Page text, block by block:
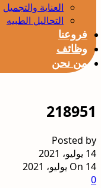
العناية والتجميل
التحاليل الطبيه
فروعنا
وظائف
من نحن
218951
Posted by
14 يوليو، 2021
On 14 يوليو، 2021
0